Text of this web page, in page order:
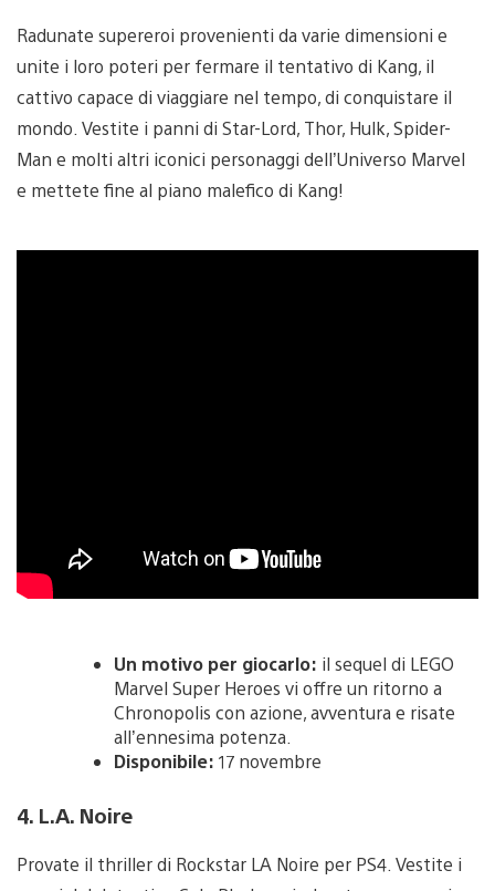
Radunate supereroi provenienti da varie dimensioni e
unite i loro poteri per fermare il tentativo di Kang, il
cattivo capace di viaggiare nel tempo, di conquistare il
mondo. Vestite i panni di Star-Lord, Thor, Hulk, Spider-
Man e molti altri iconici personaggi dell’Universo Marvel
e mettete fine al piano malefico di Kang!
Un motivo per giocarlo: il sequel di LEGO
Marvel Super Heroes vi offre un ritorno a
Chronopolis con azione, avventura e risate
all’ennesima potenza.
Disponibile: 17 novembre
4. L.A. Noire
Provate il thriller di Rockstar LA Noire per PS4. Vestite i